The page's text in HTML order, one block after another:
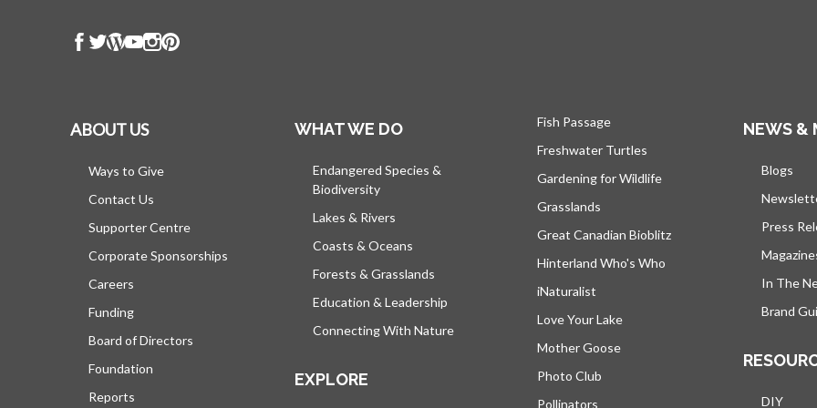
ABOUT US
Ways to Give
Contact Us
Supporter Centre
Corporate Sponsorships
Careers
Funding
Board of Directors
Foundation
Reports
WHAT WE DO
Endangered Species &
Biodiversity
Lakes & Rivers
Coasts & Oceans
Forests & Grasslands
Education & Leadership
Connecting With Nature
EXPLORE
Fish Passage
Freshwater Turtles
Gardening for Wildlife
Grasslands
Great Canadian Bioblitz
Hinterland Who's Who
iNaturalist
Love Your Lake
Mother Goose
Photo Club
Pollinators
NEWS &
Blogs
Press
In The
Brand
DIY